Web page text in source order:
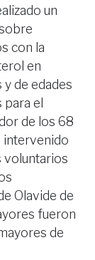
un
con la
en
de edades
el
de los 68
intervenido
voluntarios
Olavide de
fueron
de